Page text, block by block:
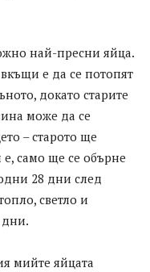
най-пресни яйца.
е да се потопят
докато старите
може да се
– старото ще
само ще се обърне
28 дни след
светло и
дни.
мийте яйцата